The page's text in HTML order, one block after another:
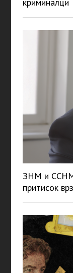
криминалци
ЗНМ и ССНМ
притисок